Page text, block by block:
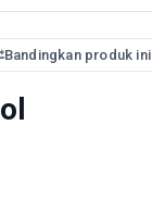
Bandingkan produk ini